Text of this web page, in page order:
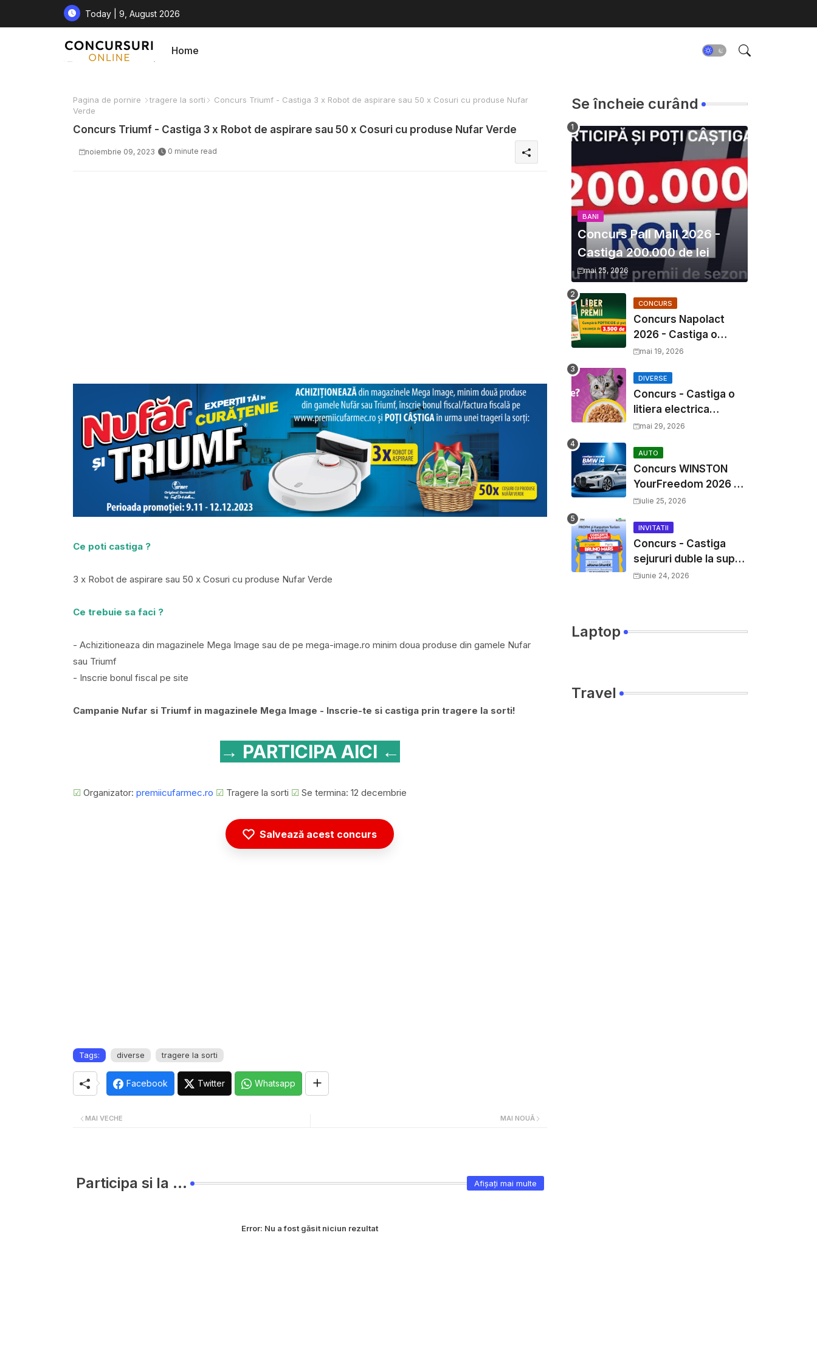
Today | 9, August 2026
Home
Pagina de pornire tragere la sorti
Concurs Triumf - Castiga 3 x Robot de aspirare sau 50 x Cosuri cu produse Nufar
Verde
Concurs Triumf - Castiga 3 x Robot de aspirare sau 50 x Cosuri cu produse Nufar Verde
noiembrie 09, 2023 0 minute read
Ce poti castiga ?
3 x Robot de aspirare sau 50 x Cosuri cu produse Nufar Verde
Ce trebuie sa faci ?
- Achizitioneaza din magazinele Mega Image sau de pe mega-image.ro minim doua produse din gamele Nufar
sau Triumf
- Inscrie bonul fiscal pe site
Campanie Nufar si Triumf in magazinele Mega Image - Inscrie-te si castiga prin tragere la sorti!
→ PARTICIPA AICI ←
☑ Organizator: premiicufarmec.ro ☑ Tragere la sorti ☑ Se termina: 12 decembrie
Salvează acest concurs
Tags: diverse tragere la sorti
Facebook Twitter Whatsapp
MAI NOUĂ
MAI VECHE
Participa si la ... Afișați mai multe
Error: Nu a fost găsit niciun rezultat
Se încheie curând
BANI
Concurs Pall Mall 2026 -
Castiga 200.000 de lei
mai 25, 2026
CONCURS
Concurs Napolact
2026 - Castiga o
Vacanta de Familie de
mai 19, 2026
DIVERSE
Concurs - Castiga o
litiera electrica
Whiskas
mai 29, 2026
AUTO
Concurs WINSTON
YourFreedom 2026 -
Castiga o masina
premii cash
iulie 25, 2026
INVITATII
Concurs - Castiga
sejururi duble la super
concerte in Europa
iunie 24, 2026
Laptop
Travel